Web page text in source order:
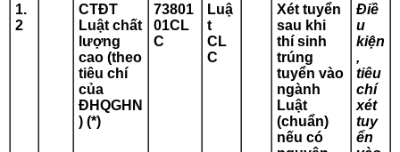
1.
2
CTĐT
Luật chất
lượng
cao (theo
tiêu chí
của
ĐHQGHN
) (*)
73801
01CL
C
Luậ
t
CL
C
Xét tuyển
sau khi
thí sinh
trúng
tuyển vào
ngành
Luật
(chuẩn)
nếu có
Điề
u
kiện
,
tiêu
chí
xét
tuy
ển